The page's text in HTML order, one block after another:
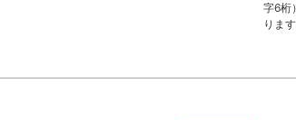
字6桁
ります